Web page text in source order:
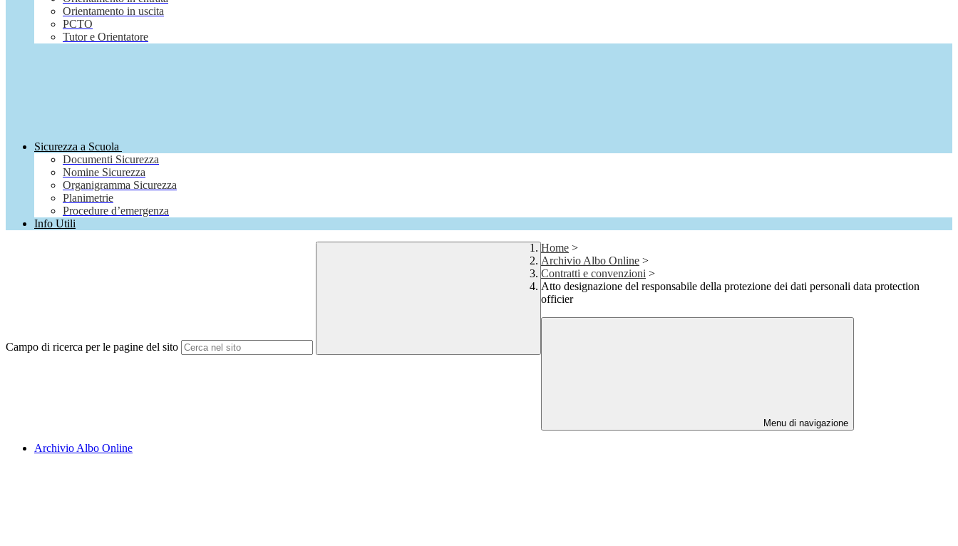
Orientamento in uscita
PCTO
Tutor e Orientatore
Sicurezza a Scuola
Documenti Sicurezza
Nomine Sicurezza
Organigramma Sicurezza
Planimetrie
Procedure d’emergenza
Info Utili
Campo di ricerca per le pagine del sito
Home >
Archivio Albo Online >
Contratti e convenzioni >
Atto designazione del responsabile della protezione dei dati personali data protection
officier
Menu di navigazione
Archivio Albo Online